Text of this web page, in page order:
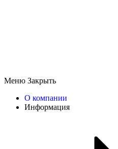
Меню Закрыть
О компании
Информация